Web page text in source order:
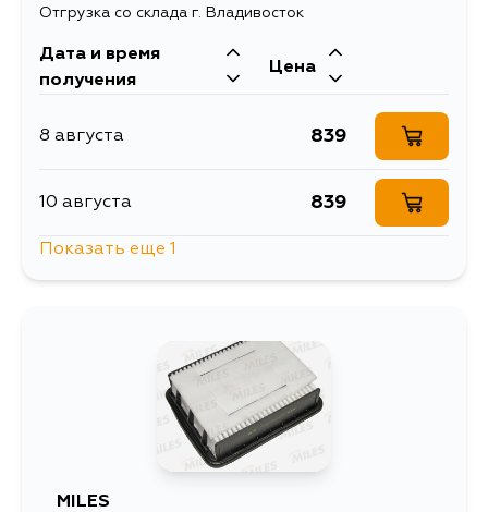
Отгрузка со склада г. Владивосток
Дата и время
получения
Цена
8 августа 839
10 августа 839
Показать еще 1
MILES